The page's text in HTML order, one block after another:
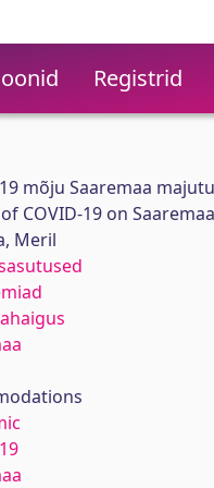
Registrid
mõju Saaremaa
COVID-19 on
Meril